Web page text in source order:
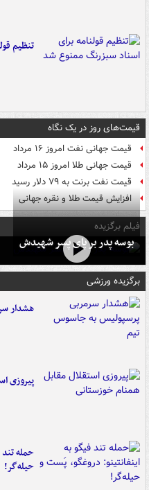
تنظیم
قیمت‌های روز در یک نگاه
قیمت جهانی نفت امروز ۱۶ مرداد
قیمت جهانی طلا امروز ۱۵ مرداد
قیمت نفت برنت به ۷۹ دلار رسید
افزایش قیمت طلا و نقره جهانی
فیلم برگزیده
بوسه‌ پدر بر پای پسر شهیدش
برگزیده ورزشی
هشدار
پیروزی
حمله
حیله‌گر!